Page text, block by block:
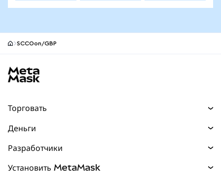
SCCOon/GBP
Торговать
Прогнозы
Перпы НОВИНКА
Деньги
mUSD
Разработчики
Установить MetaMask